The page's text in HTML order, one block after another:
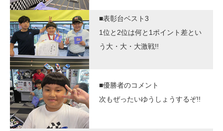
■表彰台ベスト3
1位と2位は何と1ポイント差とい
う大・大・大激戦!!
■優勝者のコメント
次もぜったいゆうしょうするぞ!!